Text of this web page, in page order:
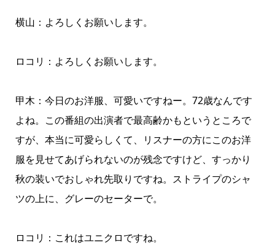
横山：よろしくお願いします。
ロコリ：よろしくお願いします。
甲木：今日のお洋服、可愛いですねー。72歳なんです
よね。この番組の出演者で最高齢かもというところで
すが、本当に可愛らしくて、リスナーの方にこのお洋
服を見せてあげられないのが残念ですけど、すっかり
秋の装いでおしゃれ先取りですね。ストライプのシャ
ツの上に、グレーのセーターで。
ロコリ：これはユニクロですね。